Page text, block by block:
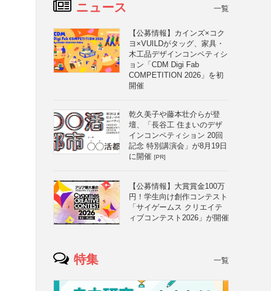
ニュース 一覧
【公募情報】カインズ×コク
ヨ×VUILDがタッグ、家具・
木工品デザインコンペティシ
ョン「CDM Digi Fab
COMPETITION 2026」を初
開催
乾久美子や藤本壮介らが登
壇、「長谷工 住まいのデザ
インコンペティション 20回
記念 特別講演会」が8月19日
に開催 [PR]
【公募情報】大賞賞金100万
円！学生向け創作コンテスト
「サイゲームス クリエイテ
ィブコンテスト2026」が開催
特集 一覧